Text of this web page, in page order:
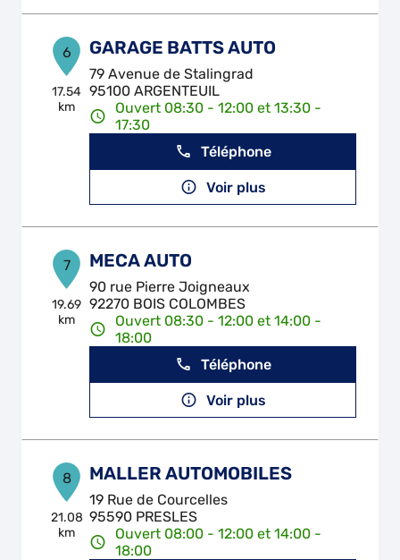
6
17.54
km
GARAGE BATTS AUTO
79 Avenue de Stalingrad
95100 ARGENTEUIL
Ouvert 08:30 - 12:00 et 13:30 -
17:30
Téléphone
Voir plus
7
19.69
km
MECA AUTO
90 rue Pierre Joigneaux
92270 BOIS COLOMBES
Ouvert 08:30 - 12:00 et 14:00 -
18:00
Téléphone
Voir plus
8
21.08
km
MALLER AUTOMOBILES
19 Rue de Courcelles
95590 PRESLES
Ouvert 08:00 - 12:00 et 14:00 -
18:00